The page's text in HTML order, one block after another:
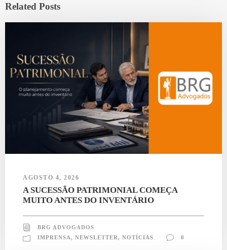
Related Posts
AGOSTO 4, 2026
A SUCESSÃO PATRIMONIAL COMEÇA
MUITO ANTES DO INVENTÁRIO
BRG ADVOGADOS
IMPRENSA
NEWSLETTER NOTÍCIAS 0